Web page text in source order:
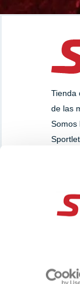
Tienda
de las
Somos
+39
©